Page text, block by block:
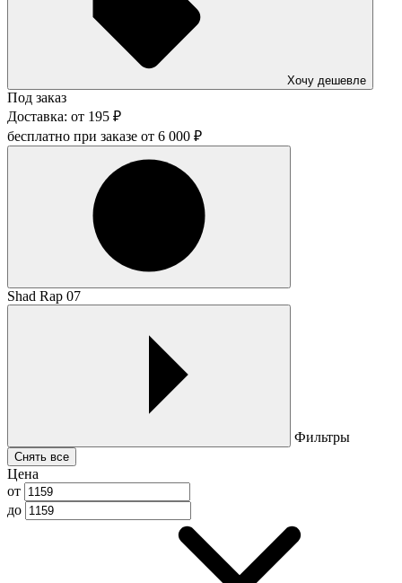
Хочу дешевле
Под заказ
Доставка: от 195 ₽
бесплатно при заказе от 6 000 ₽
Shad Rap 07
Фильтры
Снять все
Цена
от
до